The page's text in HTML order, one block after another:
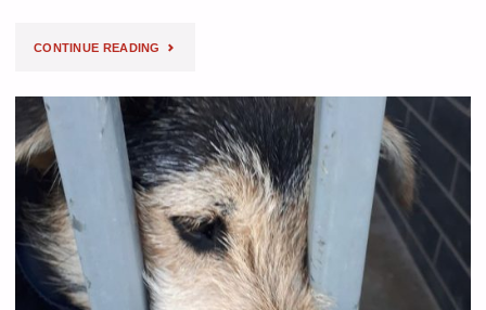
CONTINUE READING "AUTORSKI
DLA
RODZIN
DZIECI
Z
IMPLANTAMI